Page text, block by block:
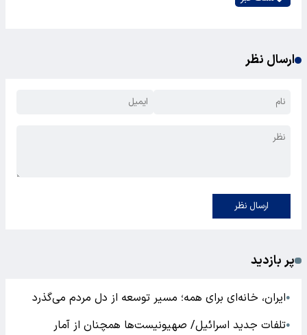
ارسال نظر
ارسال نظر
پر بازدید
●ایران، خانه‌ای برای همه؛ مسیر توسعه از دل مردم می‌گذرد
●تلفات جدید اسرائیل/ صهیونیست‌ها همچنان از آمار